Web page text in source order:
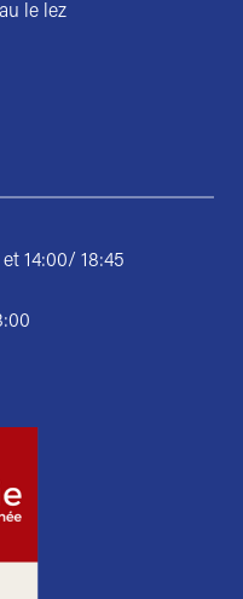
le lez
14:00/ 18:45